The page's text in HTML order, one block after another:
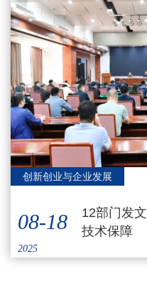
创新创业与企业发展
08-18
2025
12部门发文 加强环境资源审判的专业
技术保障